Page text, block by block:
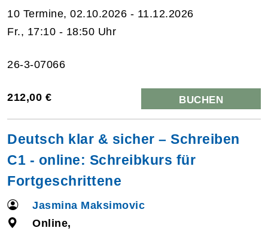
10 Termine, 02.10.2026 - 11.12.2026
Fr., 17:10 - 18:50 Uhr
26-3-07066
212,00 € BUCHEN
Deutsch klar & sicher – Schreiben
C1 - online: Schreibkurs für
Fortgeschrittene
Jasmina Maksimovic
Online,